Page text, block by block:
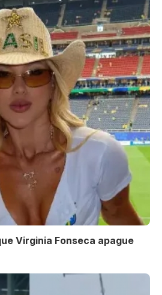
Virginia Fonseca apague